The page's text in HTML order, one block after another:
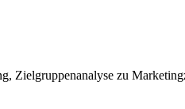
Zielgruppenanalyse zu